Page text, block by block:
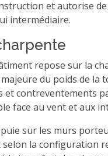
et autorise
intermédiaire.
repose sur la
du poids de la
et contreventements
face au vent et aux
sur les murs
la configuration